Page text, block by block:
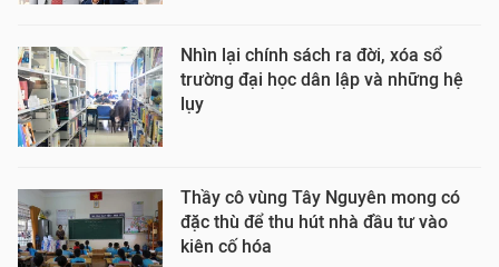
Nhìn lại chính sách ra đời, xóa sổ
trường đại học dân lập và những hệ
lụy
Thầy cô vùng Tây Nguyên mong có
đặc thù để thu hút nhà đầu tư vào
kiên cố hóa